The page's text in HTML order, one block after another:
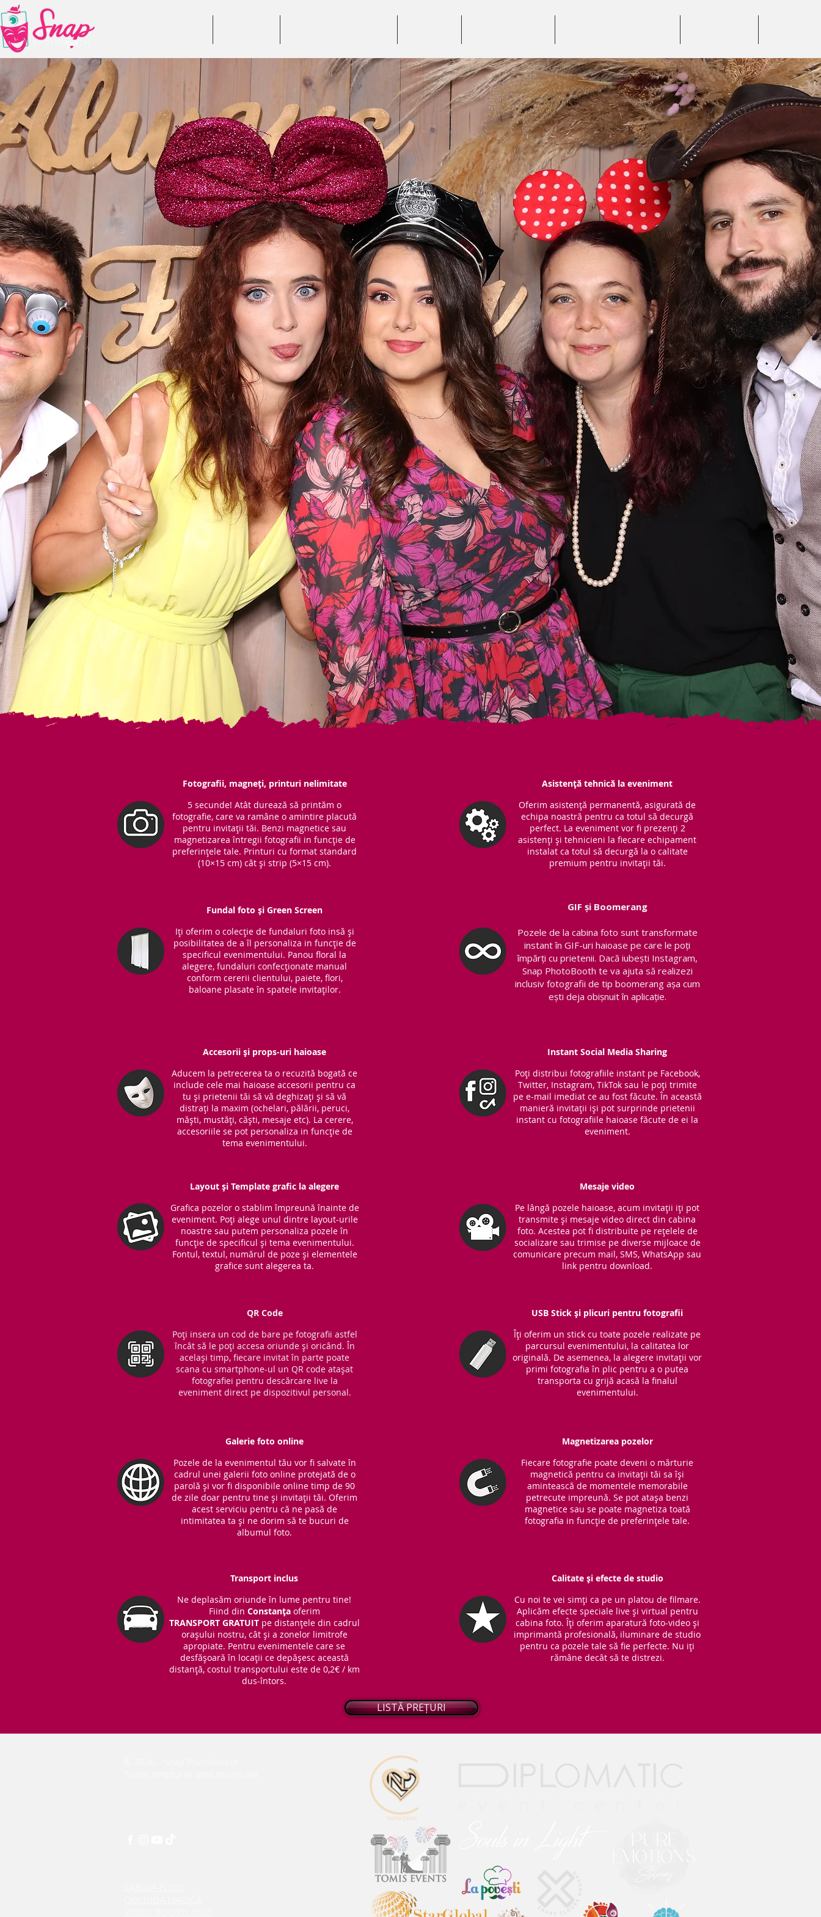
Fotografii, magneți, printuri nelimitate
5 secunde! Atât durează să printăm o
fotografie, care va ramâne o amintire placută
pentru invitații tăi. Benzi magnetice sau
magnetizarea întregii fotografii in funcție de
preferințele tale. Printuri cu format standard
(10×15 cm) cât și strip (5×15 cm).
Fundal foto și Green Screen
Iți oferim o colecție de fundaluri foto insă și
posibilitatea de a îl personaliza in funcție de
specificul evenimentului. Panou floral la
alegere, fundaluri confecționate manual
conform cererii clientului, paiete, flori,
baloane plasate în spatele invitaților.
Asistență tehnică la eveniment
Oferim asistență permanentă, asigurată de
echipa noastră pentru ca totul să decurgă
perfect. La eveniment vor fi prezenți 2
asistenți și tehnicieni la fiecare echipament
instalat ca totul să decurgă la o calitate
premium pentru invitații tăi.
GIF și Boomerang
Pozele de la cabina foto sunt transformate
instant în GIF-uri haioase pe care le poți
împărți cu prietenii. Dacă iubești Instagram,
Snap PhotoBooth te va ajuta să realizezi
inclusiv fotografii de tip boomerang așa cum
ești deja obișnuit în aplicație.
Accesorii și props-uri haioase
Aducem la petrecerea ta o recuzită bogată ce
include cele mai haioase accesorii pentru ca
tu și prietenii tăi să vă deghizați și să vă
distrați la maxim (ochelari, pălării, peruci,
măști, mustăți, căști, mesaje etc). La cerere,
accesoriile se pot personaliza in funcție de
tema evenimentului.
Layout și Template grafic la alegere
Grafica pozelor o stablim împreună înainte de
eveniment. Poți alege unul dintre layout-urile
noastre sau putem personaliza pozele în
funcție de specificul și tema evenimentului.
Fontul, textul, numărul de poze și elementele
grafice sunt alegerea ta.
QR Code
Poți insera un cod de bare pe fotografii astfel
încât să le poți accesa oriunde și oricând. În
același timp, fiecare invitat în parte poate
scana cu smartphone-ul un QR code atașat
fotografiei pentru descărcare live la
eveniment direct pe dispozitivul personal.
Galerie foto online
Pozele de la evenimentul tău vor fi salvate în
cadrul unei galerii foto online protejată de o
parolă și vor fi disponibile online timp de 90
de zile doar pentru tine și invitații tăi. Oferim
acest serviciu pentru că ne pasă de
intimitatea ta și ne dorim să te bucuri de
albumul foto.
Transport inclus
Ne deplasăm oriunde în lume pentru tine!
Fiind din Constanța oferim
TRANSPORT GRATUITpe distanțele din cadrul
orașului nostru, cât și a zonelor limitrofe
apropiate. Pentru evenimentele care se
desfășoară în locații ce depășesc această
distanță, costul transportului este de 0,2€ / km
dus-întors.
Instant Social Media Sharing
Poți distribui fotografiile instant pe Facebook,
Twitter, Instagram, TikTok sau le poți trimite
pe e-mail imediat ce au fost făcute. În această
manieră invitații iși pot surprinde prietenii
instant cu fotografiile haioase făcute de ei la
eveniment.
Mesaje video
Pe lângă pozele haioase, acum invitații iți pot
transmite și mesaje video direct din cabina
foto. Acestea pot fi distribuite pe rețelele de
socializare sau trimise pe diverse mijloace de
comunicare precum mail, SMS, WhatsApp sau
link pentru download.
USB Stick și plicuri pentru fotografii
Îți oferim un stick cu toate pozele realizate pe
parcursul evenimentului, la calitatea lor
originală. De asemenea, la alegere invitații vor
primi fotografia în plic pentru a o putea
transporta cu grijă acasă la finalul
evenimentului.
Magnetizarea pozelor
Fiecare fotografie poate deveni o mărturie
magnetică pentru ca invitații tăi sa își
amintească de momentele memorabile
petrecute impreună. Se pot atașa benzi
magnetice sau se poate magnetiza toată
fotografia in funcție de preferințele tale.
Calitate și efecte de studio
Cu noi te vei simți ca pe un platou de filmare.
Aplicăm efecte speciale live și virtual pentru
cabina foto. Îți oferim aparatură foto-video și
imprimantă profesională, iluminare de studio
pentru ca pozele tale să fie perfecte. Nu iți
rămâne decât să te distrezi.
LISTĂ PREȚURI